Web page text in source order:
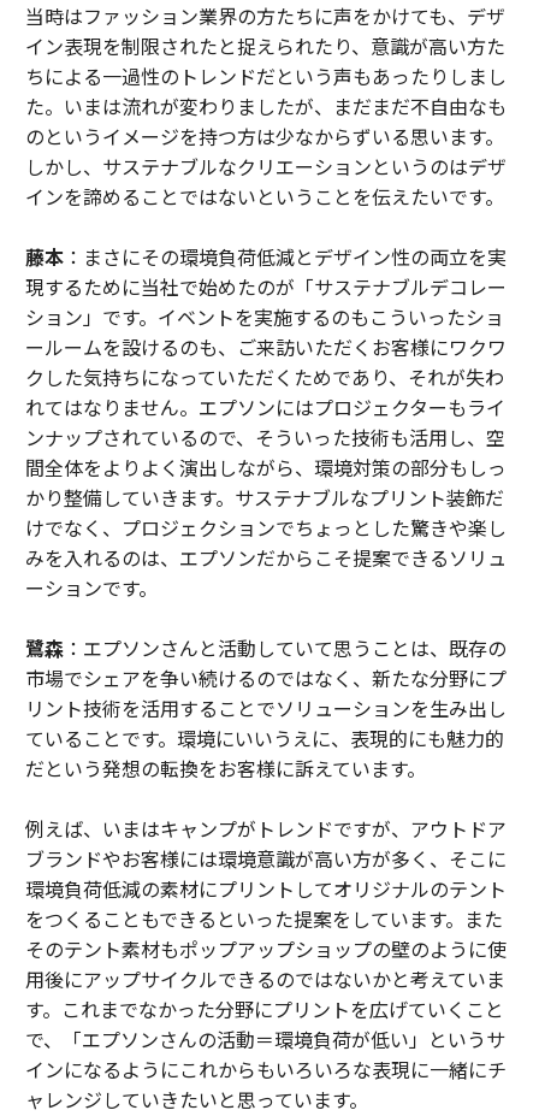
当時はファッション業界の方たちに声をかけても、デザ
イン表現を制限されたと捉えられたり、意識が高い方た
ちによる一過性のトレンドだという声もあったりしまし
た。いまは流れが変わりましたが、まだまだ不自由なも
のというイメージを持つ方は少なからずいる思います。
しかし、サステナブルなクリエーションというのはデザ
インを諦めることではないということを伝えたいです。
藤本：まさにその環境負荷低減とデザイン性の両立を実
現するために当社で始めたのが「サステナブルデコレー
ション」です。イベントを実施するのもこういったショ
ールームを設けるのも、ご来訪いただくお客様にワクワ
クした気持ちになっていただくためであり、それが失わ
れてはなりません。エプソンにはプロジェクターもライ
ンナップされているので、そういった技術も活用し、空
間全体をよりよく演出しながら、環境対策の部分もしっ
かり整備していきます。サステナブルなプリント装飾だ
けでなく、プロジェクションでちょっとした驚きや楽し
みを入れるのは、エプソンだからこそ提案できるソリュ
ーションです。
鷺森：エプソンさんと活動していて思うことは、既存の
市場でシェアを争い続けるのではなく、新たな分野にプ
リント技術を活用することでソリューションを生み出し
ていることです。環境にいいうえに、表現的にも魅力的
だという発想の転換をお客様に訴えています。
例えば、いまはキャンプがトレンドですが、アウトドア
ブランドやお客様には環境意識が高い方が多く、そこに
環境負荷低減の素材にプリントしてオリジナルのテント
をつくることもできるといった提案をしています。また
そのテント素材もポップアップショップの壁のように使
用後にアップサイクルできるのではないかと考えていま
す。これまでなかった分野にプリントを広げていくこと
で、「エプソンさんの活動＝環境負荷が低い」というサ
インになるようにこれからもいろいろな表現に一緒にチ
ャレンジしていきたいと思っています。